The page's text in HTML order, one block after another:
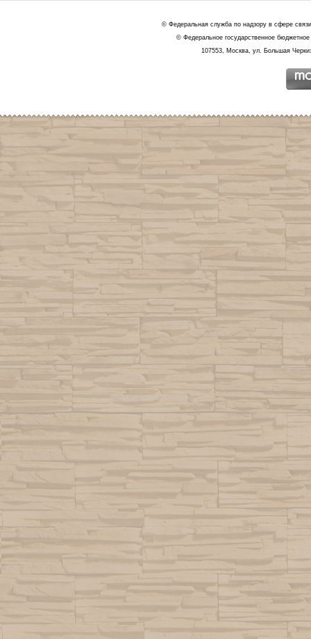
© Федеральная служба по надзору в сфере
© Федеральное государственное
107553, Москва, ул. Большая